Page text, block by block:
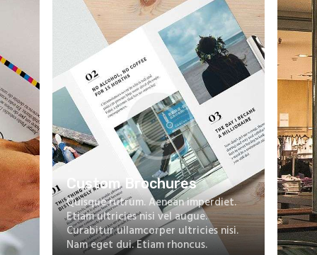
Custom Brochures
Quisque rutrum. Aenean imperdiet.
Etiam ultricies nisi vel augue.
Curabitur ullamcorper ultricies nisi.
Nam eget dui. Etiam rhoncus.